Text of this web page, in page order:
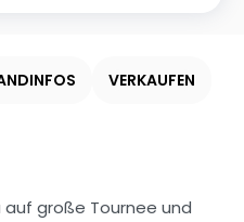
VERKAUFEN
auf große Tournee und